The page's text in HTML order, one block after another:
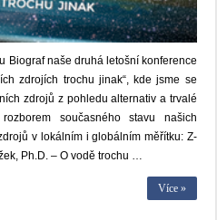
Biograf naše druhá letošní konference
zdrojích trochu jinak“, kde jsme se
zdrojů z pohledu alternativ a trvalé
současného stavu našich
v lokálním i globálním měřítku: Z-
Ph.D. – O vodě trochu …
Více »